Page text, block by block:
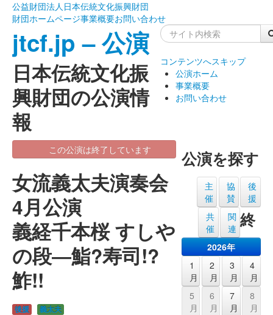
公益財団法人日本伝統文化振興財団
財団ホームページ事業概要お問い合わせ
jtcf.jp – 公演
日本伝統文化振
興財団の公演情
報
コンテンツへスキップ
公演ホーム
事業概要
お問い合わせ
この公演は終了しています
女流義太夫演奏会
4月公演
義経千本桜 すしや
の段―鮨?寿司!?
鮓!!
後援 義太夫
公演を探す
主
催
協
賛
後
援
共
催
関
連
2026年
1
月
2
月
3
月
4
月
5
月
6
月
7
月
8
月
終